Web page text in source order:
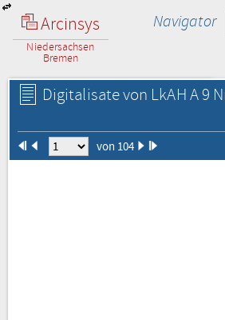
Arcinsys
Niedersachsen
Bremen
Navigator
Digitalisate von LkAH A 9
von 104